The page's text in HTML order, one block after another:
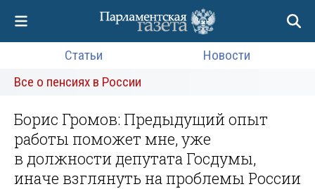
Статьи
Новости
Все о пенсиях в России
Борис Громов: Предыдущий опыт
работы поможет мне, уже
в должности депутата Госдумы,
иначе взглянуть на проблемы России